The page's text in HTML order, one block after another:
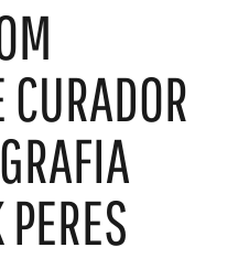
CURADOR